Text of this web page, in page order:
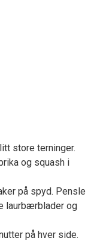
store terninger.
og squash i
på spyd. Pensle
laurbærblader og
på hver side.